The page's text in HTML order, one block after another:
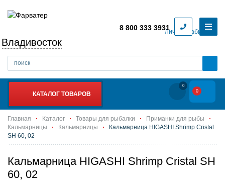
Личный кабинет
Владивосток
8 800 333 3931
КАТАЛОГ ТОВАРОВ
0
0
Главная Каталог Товары для рыбалки
Приманки для рыбы
Кальмарницы
Кальмарницы
Кальмарница HIGASHI Shrimp Cristal
SH 60, 02
Кальмарница HIGASHI Shrimp Cristal SH
60, 02